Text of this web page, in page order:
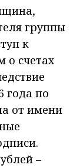
группы
к
о счетах
года по
от имени
–